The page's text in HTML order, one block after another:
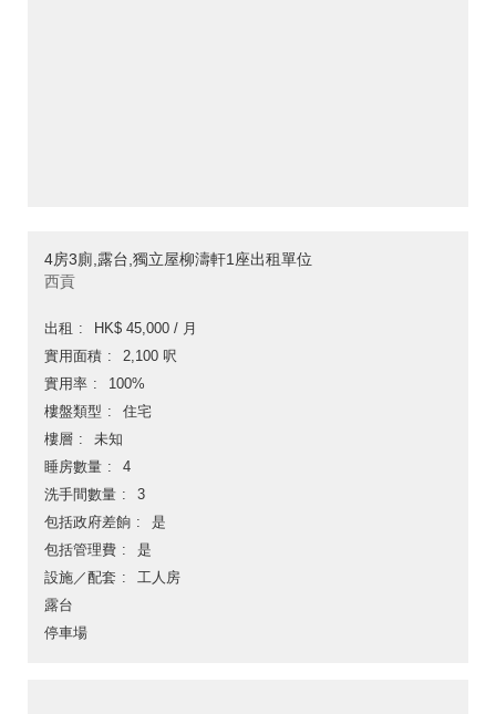
4房3廁,露台,獨立屋柳濤軒1座出租單位
西貢
出租
HK$ 45,000 / 月
實用面積
2,100 呎
實用率
100%
樓盤類型
住宅
樓層
未知
睡房數量
4
洗手間數量
3
包括政府差餉
是
包括管理費
是
設施／配套
工人房
露台
停車場